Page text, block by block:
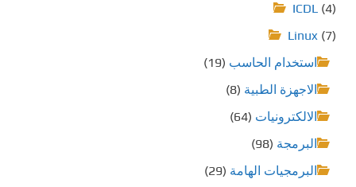
ICDL (4)
Linux (7)
استخدام الحاسب (19)
الاجهزة الطبية (8)
الالكترونيات (64)
البرمجة (98)
البرمجيات الهامة (29)